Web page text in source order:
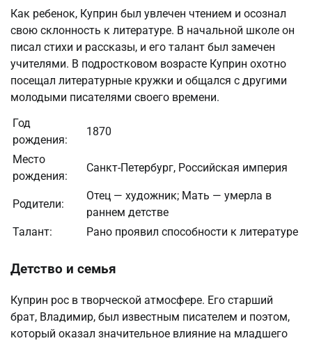
Как ребенок, Куприн был увлечен чтением и осознал
свою склонность к литературе. В начальной школе он
писал стихи и рассказы, и его талант был замечен
учителями. В подростковом возрасте Куприн охотно
посещал литературные кружки и общался с другими
молодыми писателями своего времени.
Год
рождения:
1870
Место
рождения:
Санкт-Петербург, Российская империя
Родители:
Отец — художник; Мать — умерла в
раннем детстве
Талант:
Рано проявил способности к литературе
Детство и семья
Куприн рос в творческой атмосфере. Его старший
брат, Владимир, был известным писателем и поэтом,
который оказал значительное влияние на младшего